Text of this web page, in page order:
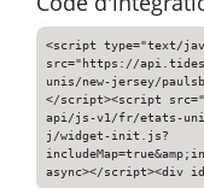
<script type="text/
src="https://
unis/new-jersey/
</script><script
api/js-v1/fr/etats-
j/widget-init.js?
async></script><div